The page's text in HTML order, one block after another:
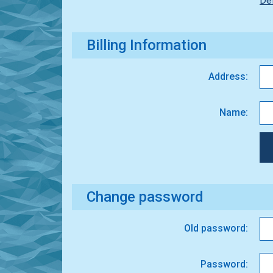
Billing Information
Address:
Name:
Change password
Old password:
Password: